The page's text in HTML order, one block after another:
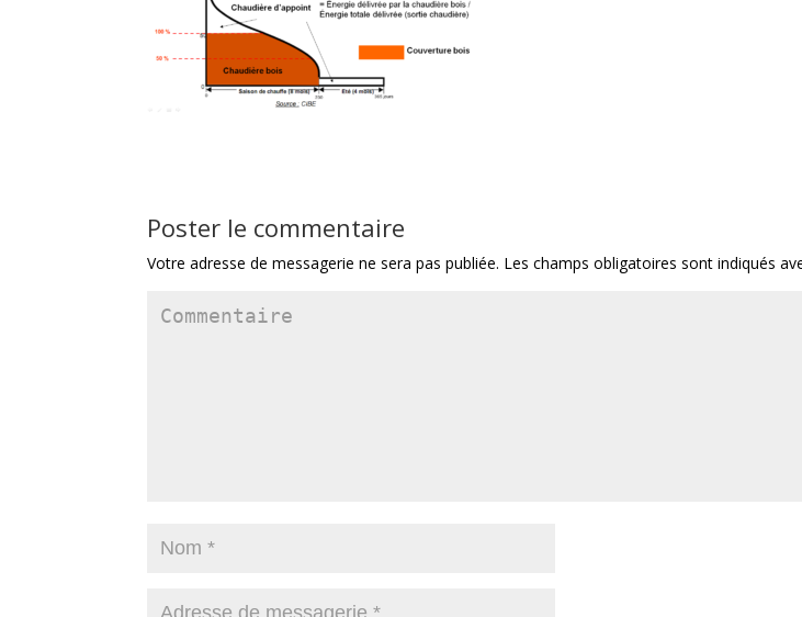
Poster le commentaire
Votre adresse de messagerie ne sera pas publiée. Les champs obligatoires sont indiqués